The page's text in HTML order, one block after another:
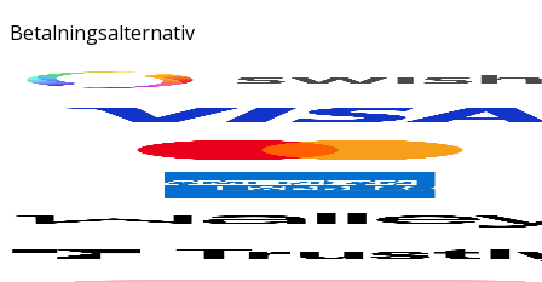
Betalningsalternativ